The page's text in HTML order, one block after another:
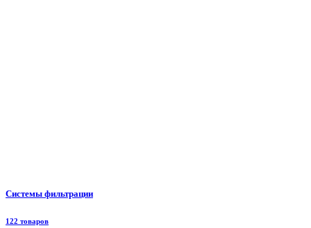
Системы фильтрации
122 товаров